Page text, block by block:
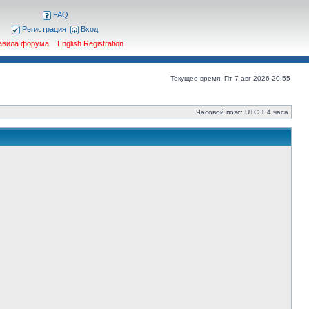
FAQ
Регистрация
Вход
форума
English Registration
Текущее время: Пт 7 авг 2026 20:55
Часовой пояс: UTC + 4 часа